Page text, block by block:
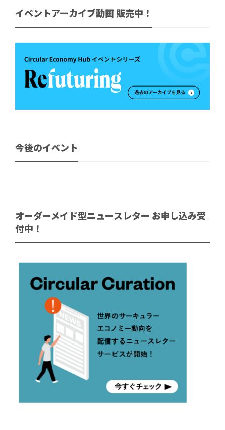
イベントアーカイブ動画 販売中！
今後のイベント
オーダーメイド型ニュースレター お申し込み受
付中！